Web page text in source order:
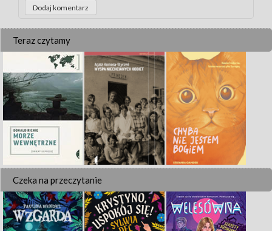
Teraz czytamy
Czeka na przeczytanie